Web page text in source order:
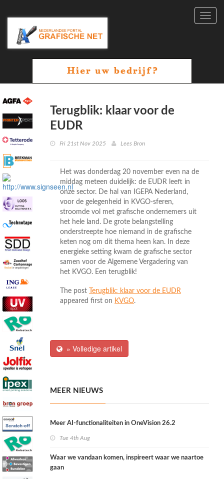
Terugblik: klaar voor de
EUDR
Fri 21st Nov 2025 Lees Bron
Het was donderdag 20 november even na de
middag meteen duidelijk: de EUDR leeft in
onze sector. De hal van IGEPA Nederland,
voor de gelegenheid in KVGO-sferen,
stroomde vol met grafische ondernemers uit
het hele land. De grote belangstelling
onderstreepte hoe niemand in de grafische
keten nog om dit thema heen kan. In deze
energieke setting kwam de grafische sector
samen voor de Algemene Vergadering van
het KVGO. Een terugblik!
The post
Terugblik: klaar voor de EUDR
appeared first on KVGO.
» Volledige artikel
MEER NIEUWS
Meer AI-functionaliteiten in OneVision 26.2
Tue 4th Aug
Waar we vandaan komen, inspireert waar we naartoe
gaan